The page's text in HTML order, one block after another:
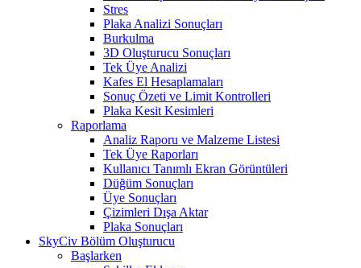
Stres
Plaka Analizi Sonuçları
Burkulma
3D Oluşturucu Sonuçları
Tek Üye Analizi
Kafes El Hesaplamaları
Sonuç Özeti ve Limit Kontrolleri
Plaka Kesit Kesimleri
Raporlama
Analiz Raporu ve Malzeme Listesi
Tek Üye Raporları
Kullanıcı Tanımlı Ekran Görüntüleri
Düğüm Sonuçları
Üye Sonuçları
Çizimleri Dışa Aktar
Plaka Sonuçları
SkyCiv Bölüm Oluşturucu
Başlarken